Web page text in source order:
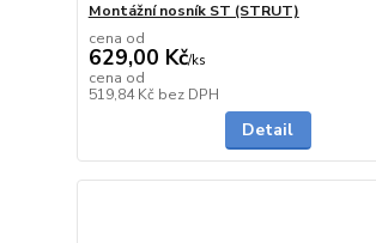
Montážní nosník ST (STRUT)
cena od
629,00 Kč/ks
cena od
519,84 Kč bez DPH
Detail